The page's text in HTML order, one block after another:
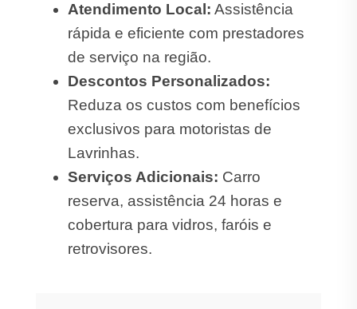
Atendimento Local: Assistência
rápida e eficiente com prestadores
de serviço na região.
Descontos Personalizados:
Reduza os custos com benefícios
exclusivos para motoristas de
Lavrinhas.
Serviços Adicionais: Carro
reserva, assistência 24 horas e
cobertura para vidros, faróis e
retrovisores.